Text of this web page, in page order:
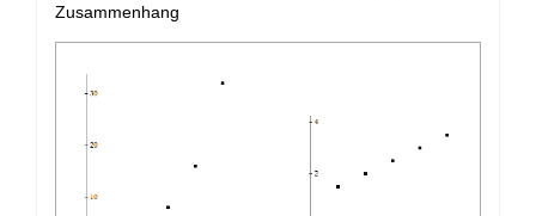
Zusammenhang